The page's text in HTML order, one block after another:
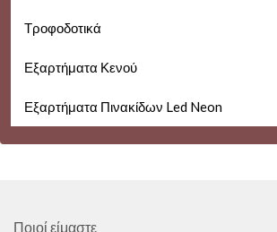
Τροφοδοτικά
Εξαρτήματα Κενού
Εξαρτήματα Πινακίδων Led Neon
Ποιοί είμαστε